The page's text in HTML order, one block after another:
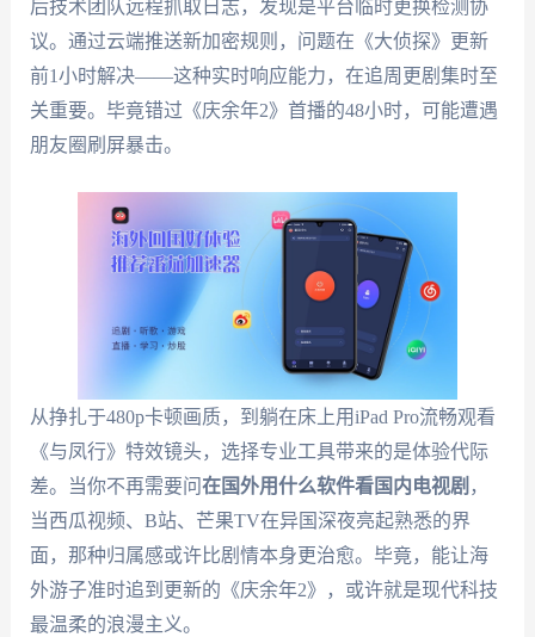
后技术团队远程抓取日志，发现是平台临时更换检测协
议。通过云端推送新加密规则，问题在《大侦探》更新
前1小时解决——这种实时响应能力，在追周更剧集时至
关重要。毕竟错过《庆余年2》首播的48小时，可能遭遇
朋友圈刷屏暴击。
从挣扎于480p卡顿画质，到躺在床上用iPad Pro流畅观看
《与凤行》特效镜头，选择专业工具带来的是体验代际
差。当你不再需要问 在国外用什么软件看国内电视剧 ，
当西瓜视频、B站、芒果TV在异国深夜亮起熟悉的界
面，那种归属感或许比剧情本身更治愈。毕竟，能让海
外游子准时追到更新的《庆余年2》，或许就是现代科技
最温柔的浪漫主义。